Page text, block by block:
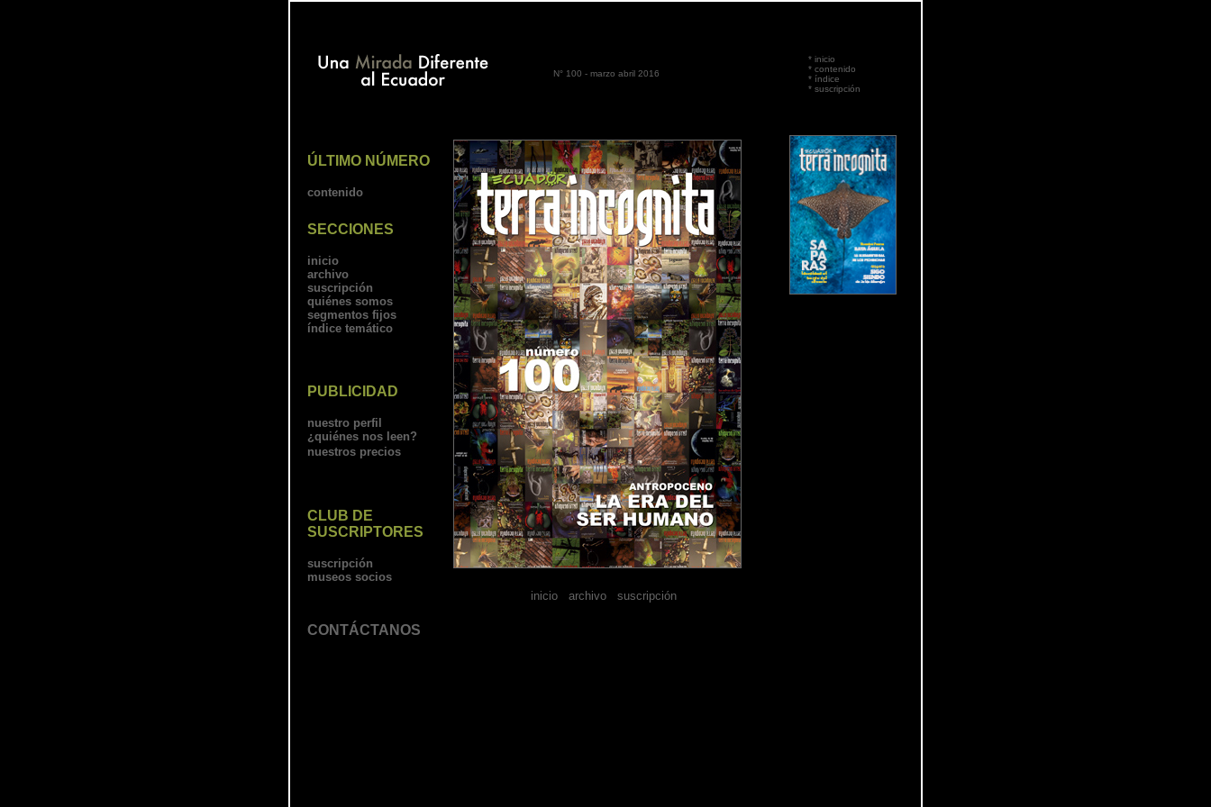
N° 100 - marzo abril 2016
* inicio
* contenido
* índice
* suscripción
ÚLTIMO NÚMERO
contenido
SECCIONES
inicio
archivo
suscripción
quiénes somos
segmentos fijos
índice temático
PUBLICIDAD
nuestro perfil
¿quiénes nos leen?
nuestros precios
CLUB DE
SUSCRIPTORES
suscripción
museos socios
CONTÁCTANOS
inicio- archivo- suscripción